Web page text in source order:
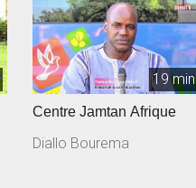
19 min
Centre Jamtan Afrique
Diallo Bourema